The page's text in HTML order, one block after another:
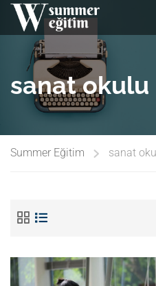
sanat okulu
Summer Eğitim sanat